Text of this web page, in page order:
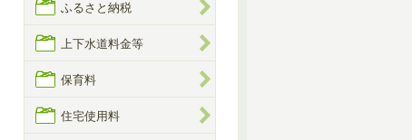
ふるさと納税
上下水道料金等
保育料
住宅使用料